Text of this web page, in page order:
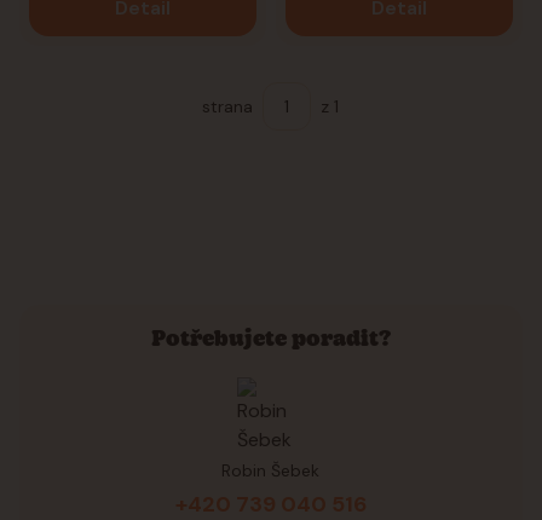
Detail Detail
strana z 1
Potřebujete poradit?
Robin Šebek
+420 739 040 516